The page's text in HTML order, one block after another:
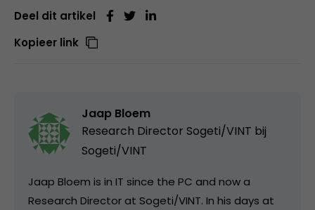
Deel dit artikel
Kopieer link
Jaap Bloem
Research Director Sogeti/VINT bij
Sogeti/VINT
Jaap Bloem is in IT since the PC and now a
Research Director at Sogeti/VINT. In his days at